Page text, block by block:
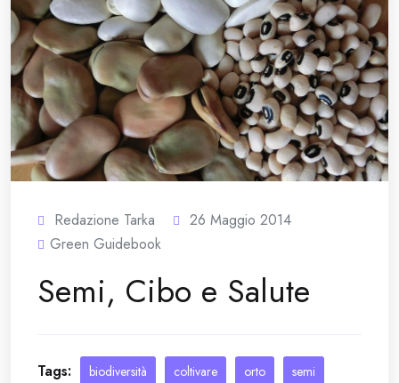
Redazione Tarka
26 Maggio 2014
Green Guidebook
Semi, Cibo e Salute
Tags: biodiversità coltivare orto semi